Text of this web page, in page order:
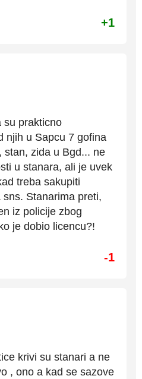
+1
su prakticno
njih u Sapcu 7 gofina
stan, zida u Bgd... ne
u stanara, ali je uvek
treba sakupiti
Stanarima preti,
iz policije zbog
je dobio licencu?!
-1
krivi su stanari a ne
, ono a kad se sazove